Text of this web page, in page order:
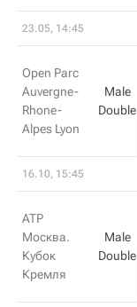
23.05, 14:45
Open Parc
Auvergne-
Rhone-
Alpes Lyon
Male
Double
16.10, 15:45
ATP
Москва.
Кубок
Кремля
Male
Double